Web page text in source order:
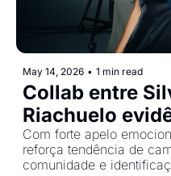
May 14, 2026 • 1 min read
Collab entre
Riachuelo
das
Com forte apelo
reforça tendência de
comunidade e